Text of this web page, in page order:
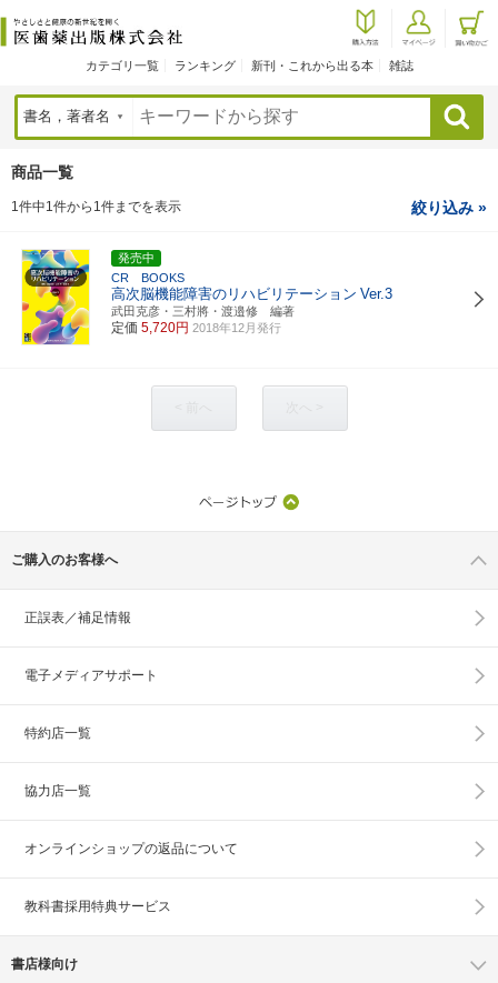
カテゴリ一覧 ランキング 新刊・これから出る本 雑誌
検索
商品一覧
1件中1件から1件までを表示 絞り込み »
発売中
CR BOOKS
高次脳機能障害のリハビリテーション Ver.3
武田克彦・三村將・渡邉修 編著
定価 5,720円 2018年12月発行
ご購入のお客様へ
正誤表／補足情報
電子メディアサポート
特約店一覧
協力店一覧
オンラインショップの返品について
教科書採用特典サービス
書店様向け